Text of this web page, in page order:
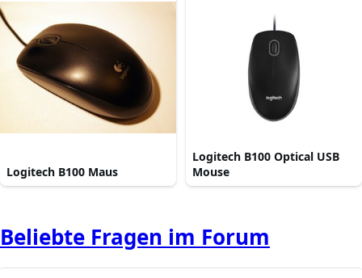
Logitech B100 Maus
Logitech B100 Optical USB
Mouse
Beliebte Fragen im Forum